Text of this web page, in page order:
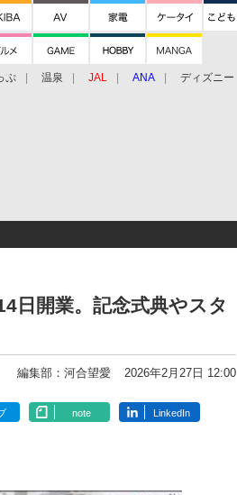
ぷ 温泉 JAL ANA ディズニー
日開業。記念式典やスタ
編集部：河合望愛 2026年2月27日 12:00
note LinkedIn